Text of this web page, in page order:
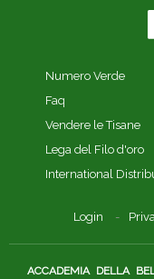
Numero Verde
Faq
Vendere le Tisane
Lega del Filo d'oro
International
Login
ACCADEMIA DELLA